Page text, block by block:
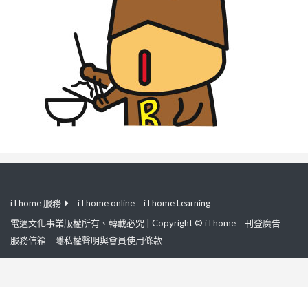
iThome 服務 iThome online
iThome Learning
電週文化事業版權所有、轉載必究 | Copyright © iThome
刊登廣告
服務信箱
隱私權聲明與會員使用條款